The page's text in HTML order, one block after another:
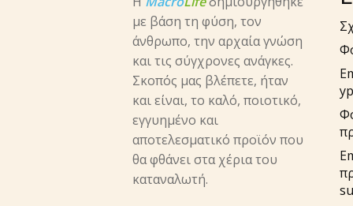
με βάση τη φύση, τον
άνθρωπο, την αρχαία γνώση
και τις σύγχρονες ανάγκες.
Σκοπός μας βλέπετε, ήταν
και είναι, το καλό, ποιοτικό,
εγγυημένο και
αποτελεσματικό προϊόν που
θα φθάνει στα χέρια του
καταναλωτή.